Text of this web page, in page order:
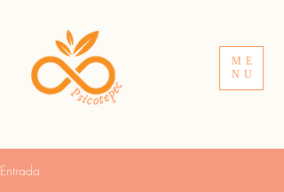
ME
NU
Entrada